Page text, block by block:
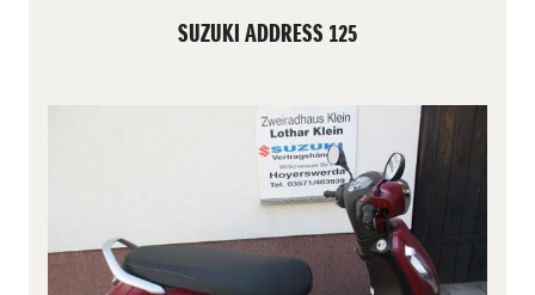
SUZUKI ADDRESS 125